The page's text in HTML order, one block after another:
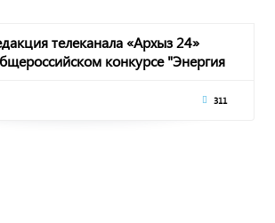
телеканала «Архыз 24»
конкурсе "Энергия
311